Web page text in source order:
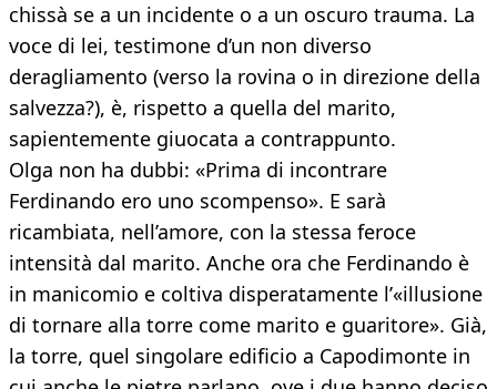
chissà se a un incidente o a un oscuro trauma. La
voce di lei, testimone d’un non diverso
deragliamento (verso la rovina o in direzione della
salvezza?), è, rispetto a quella del marito,
sapientemente giuocata a contrappunto.
Olga non ha dubbi: «Prima di incontrare
Ferdinando ero uno scompenso». E sarà
ricambiata, nell’amore, con la stessa feroce
intensità dal marito. Anche ora che Ferdinando è
in manicomio e coltiva disperatamente l’«illusione
di tornare alla torre come marito e guaritore». Già,
la torre, quel singolare edificio a Capodimonte in